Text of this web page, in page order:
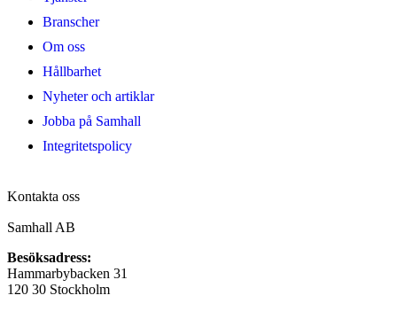
Branscher
Om oss
Hållbarhet
Nyheter och artiklar
Jobba på Samhall
Integritetspolicy
Kontakta oss
Samhall AB
Besöksadress:
Hammarbybacken 31
120 30 Stockholm